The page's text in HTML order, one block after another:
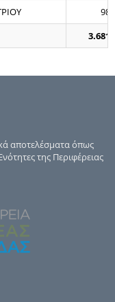
98
3.681
αποτελέσματα όπως
της Περιφέρειας